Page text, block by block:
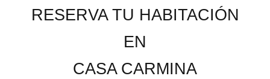
RESERVA TU HABITACIÓN
EN
CASA CARMINA